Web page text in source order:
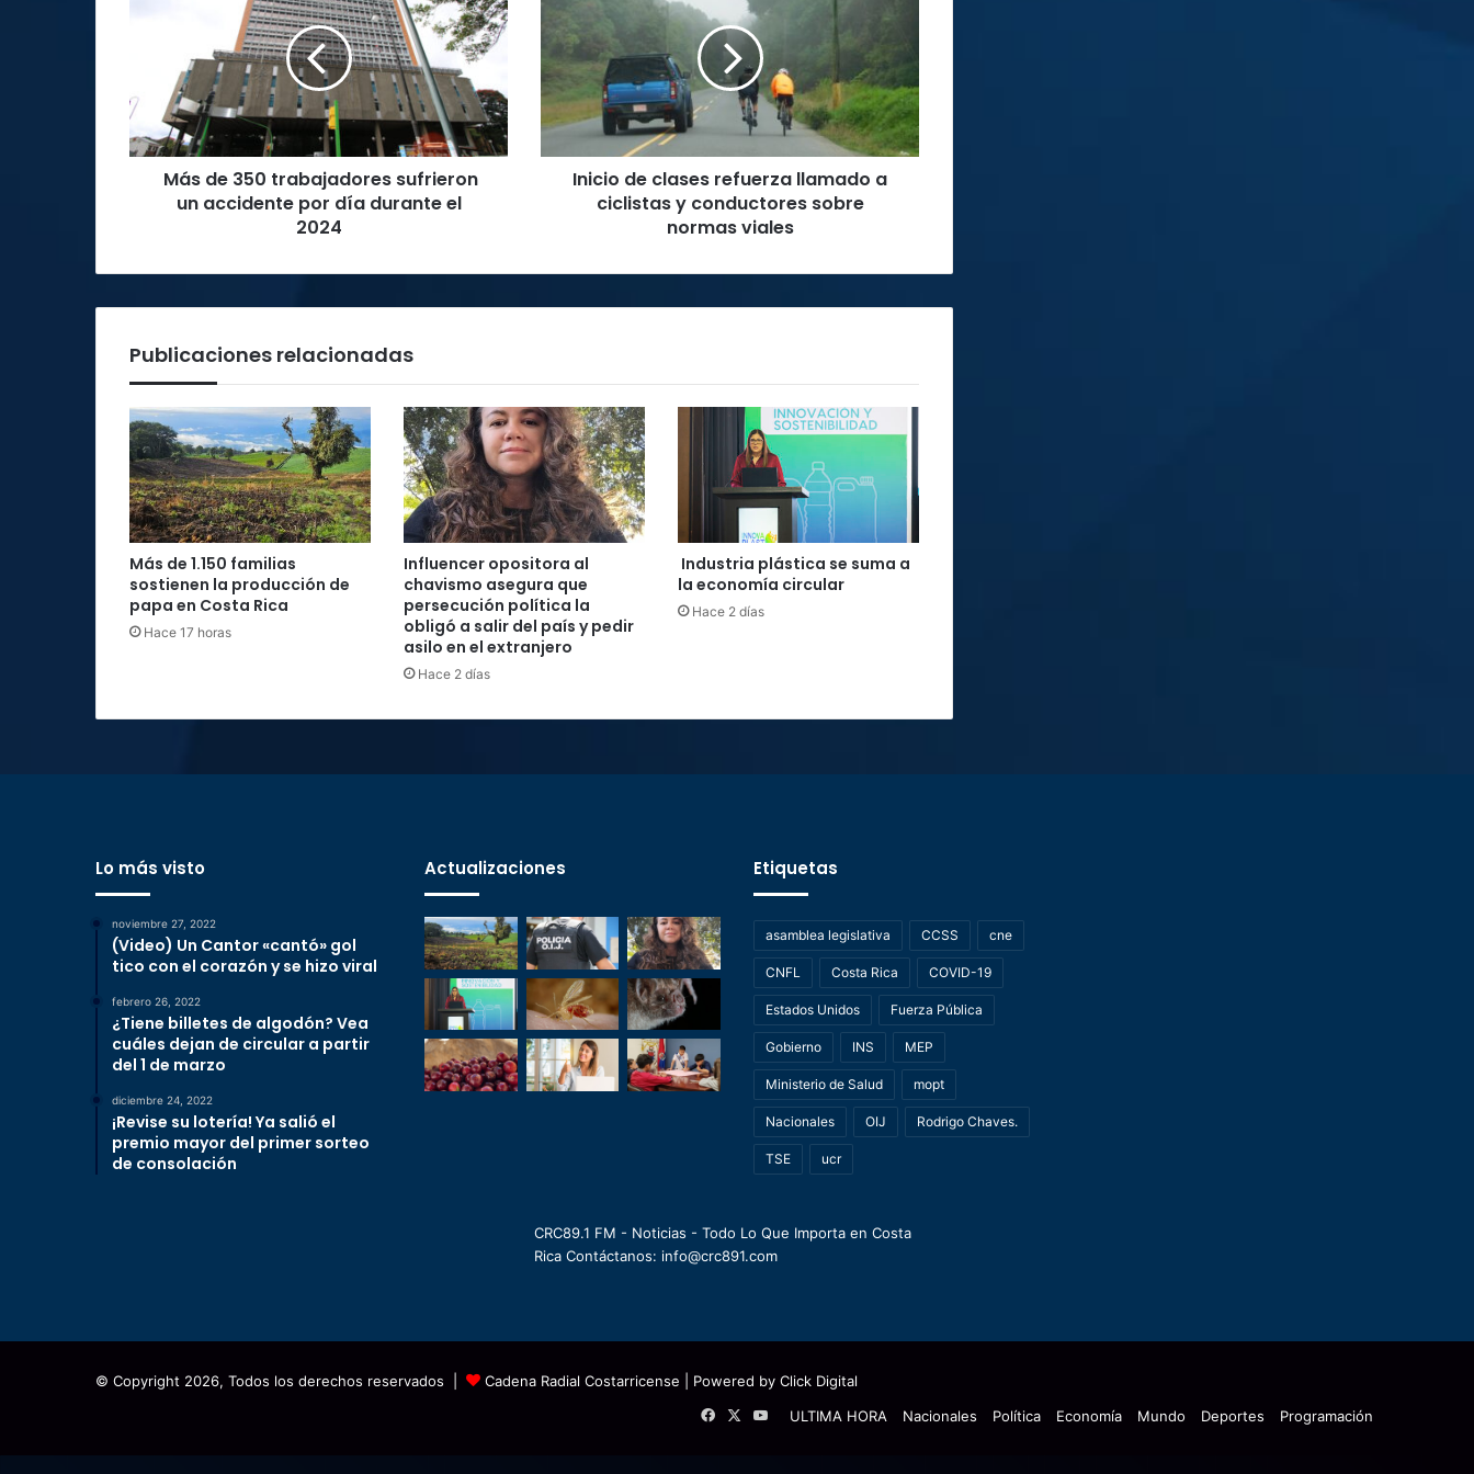
sufrieron
accidente
por
día
duranteMás de 350 trabajadores sufrieron
un accidente por día durante el
2024
clases
refuerza
llamado
a
ciclistas
y
conductores
sobreInicio de clases refuerza llamado a
ciclistas y conductores sobre
normas viales
Publicaciones relacionadas
Más de 1.150 familias
sostienen la producción de
papa en Costa Rica
Hace 17 horas
Influencer opositora al
chavismo asegura que
persecución política la
obligó a salir del país y pedir
asilo en el extranjero
Hace 2 días
Industria plástica se suma a
la economía circular
Hace 2 días
Lo más visto
noviembre 27, 2022
(Video) Un Cantor «cantó» gol
tico con el corazón y se hizo viral
febrero 26, 2022
¿Tiene billetes de algodón? Vea
cuáles dejan de circular a partir
del 1 de marzo
diciembre 24, 2022
¡Revise su lotería! Ya salió el
premio mayor del primer sorteo
de consolación
Actualizaciones Etiquetas
asamblea legislativa CCSS cne
CNFL Costa Rica COVID-19
Estados Unidos Fuerza Pública
Gobierno INS MEP
Ministerio de Salud mopt
Nacionales OIJ Rodrigo Chaves.
TSE ucr
CRC89.1 FM - Noticias - Todo Lo Que Importa en Costa
Rica Contáctanos: info@crc891.com
© Copyright 2026, Todos los derechos reservados | Cadena Radial Costarricense | Powered by Click Digital
ULTIMA HORA
Nacionales Política Economía Mundo Deportes Programación
Facebook
X YouTube